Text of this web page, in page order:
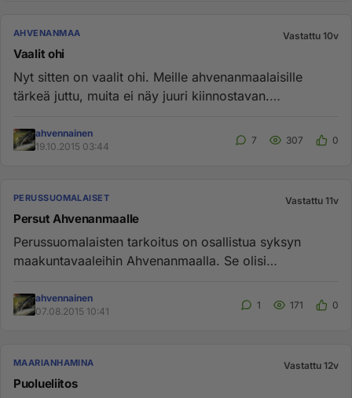
AHVENANMAA Vastattu 10v
Vaalit ohi
Nyt sitten on vaalit ohi. Meille ahvenanmaalaisille
tärkeä juttu, muita ei näy juuri kiinnostavan.
ahvennainen
19.10.2015 03:44
7 307 0
PERUSSUOMALAISET Vastattu 11v
Persut Ahvenanmaalle
Perussuomalaisten tarkoitus on osallistua syksyn
maakuntavaaleihin Ahvenanmaalla. Se olisi
ahvennainen
07.08.2015 10:41
1 171 0
MAARIANHAMINA Vastattu 12v
Puolueliitos